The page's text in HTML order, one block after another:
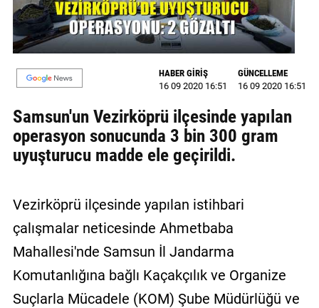
GALERİ
VİDEO
YAZARLAR
ULAŞIN
Künye
Gizlilik
Sözleşmesi
Kullanıcı
Sözleşmesi
HABER GİRİŞ
16 09 2020 16:51
GÜNCELLEME
16 09 2020 16:51
Samsun'un Vezirköprü ilçesinde yapılan
operasyon sonucunda 3 bin 300 gram
uyuşturucu madde ele geçirildi.
Vezirköprü ilçesinde yapılan istihbari
çalışmalar neticesinde Ahmetbaba
Mahallesi'nde Samsun İl Jandarma
Komutanlığına bağlı Kaçakçılık ve Organize
Suçlarla Mücadele (KOM) Şube Müdürlüğü ve